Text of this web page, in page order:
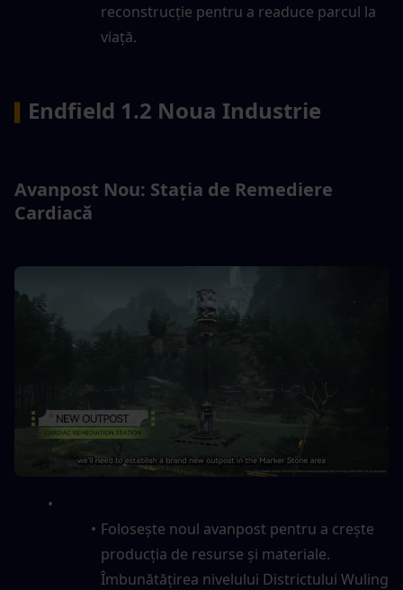
reconstrucție pentru a readuce parcul la
viață.
Endfield 1.2 Noua Industrie
Avanpost Nou: Stația de Remediere
Cardiacă
Folosește noul avanpost pentru a crește
producția de resurse și materiale.
Îmbunătățirea nivelului Districtului Wuling